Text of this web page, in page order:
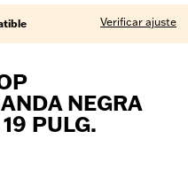
Verificar ajuste
NEGRA
PULG.